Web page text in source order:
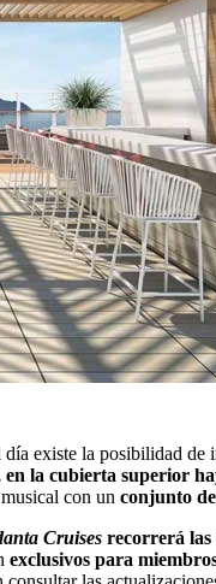
existe la posibilidad de
la cubierta superior
con un conjunto
Cruises recorrerá las
exclusivos para